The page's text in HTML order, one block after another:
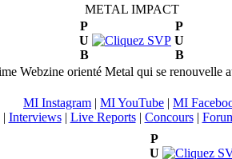
METAL IMPACT
P
U
B
P
U
B
Webzine orienté Metal qui se renouvelle
MI Instagram | MI YouTube | MI
| Interviews| Live Reports| Concours|
P
U